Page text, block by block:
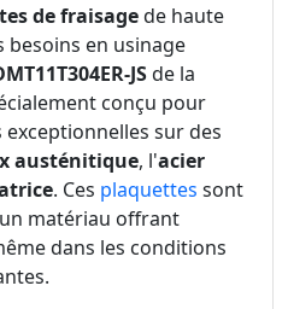
de fraisagede haute
besoins en usinage
JSde la
conçu pour
sur des
austénitique, l'acier
. Ces plaquettes sont
matériau offrant
dans les conditions